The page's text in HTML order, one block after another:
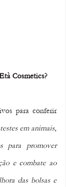
Cosmetics?
para conferir
em animais,
para promover
e combate ao
das bolsas e